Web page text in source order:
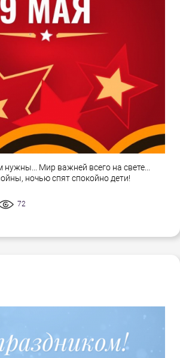
Мир важней всего на свете...
ночью спят спокойно дети!
72